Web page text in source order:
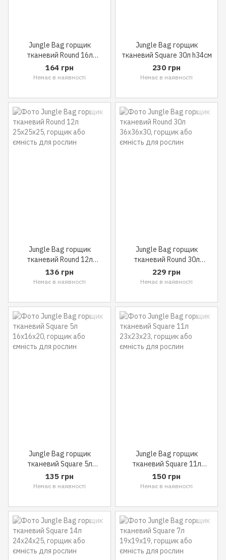
Jungle Bag горщик
тканевий Round 16л
28x28x26
164 грн
Немає в наявності
Jungle Bag горщик
тканевий Square 30л h34см
230 грн
Немає в наявності
Jungle Bag горщик
тканевий Round 12л
25x25x25
136 грн
Немає в наявності
Jungle Bag горщик
тканевий Round 30л
36x36x30
229 грн
Немає в наявності
Jungle Bag горщик
тканевий Square 5л
16x16x20
135 грн
Немає в наявності
Jungle Bag горщик
тканевий Square 11л
23x23x23
150 грн
Немає в наявності